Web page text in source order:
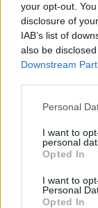
your opt-out.
disclosure of
IAB’s list of
also be
Downstream
Personal
I want to
personal
Opted In
I want to
Personal
Opted In
17:59
Το μαρτύριο
Πεζοπορία από
Σκέψεις για
Ηρακλείου με
Η Τεχνητή